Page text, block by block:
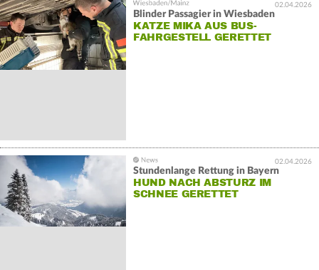
02.04.2026
Blinder Passagier in Wiesbaden
KATZE MIKA AUS BUS-
FAHRGESTELL GERETTET
02.04.2026
Stundenlange Rettung in Bayern
HUND NACH ABSTURZ IM
SCHNEE GERETTET